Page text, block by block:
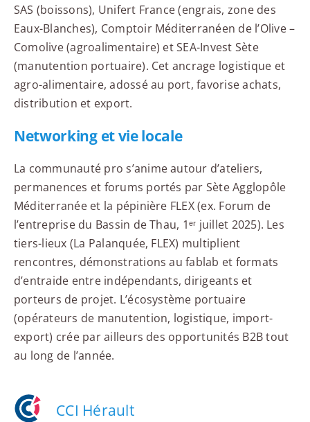
SAS (boissons), Unifert France (engrais, zone des
Eaux-Blanches), Comptoir Méditerranéen de l’Olive –
Comolive (agroalimentaire) et SEA-Invest Sète
(manutention portuaire). Cet ancrage logistique et
agro-alimentaire, adossé au port, favorise achats,
distribution et export.
Networking et vie locale
La communauté pro s’anime autour d’ateliers,
permanences et forums portés par Sète Agglopôle
Méditerranée et la pépinière FLEX (ex. Forum de
l’entreprise du Bassin de Thau, 1ᵉʳ juillet 2025). Les
tiers-lieux (La Palanquée, FLEX) multiplient
rencontres, démonstrations au fablab et formats
d’entraide entre indépendants, dirigeants et
porteurs de projet. L’écosystème portuaire
(opérateurs de manutention, logistique, import-
export) crée par ailleurs des opportunités B2B tout
au long de l’année.
CCI Hérault